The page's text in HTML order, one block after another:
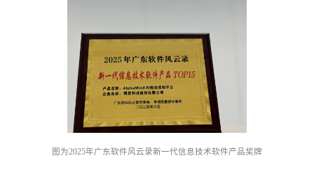
图为2025年广东软件风云录新一代信息技术软件产品奖牌